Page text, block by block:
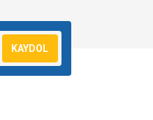
KAYDOL